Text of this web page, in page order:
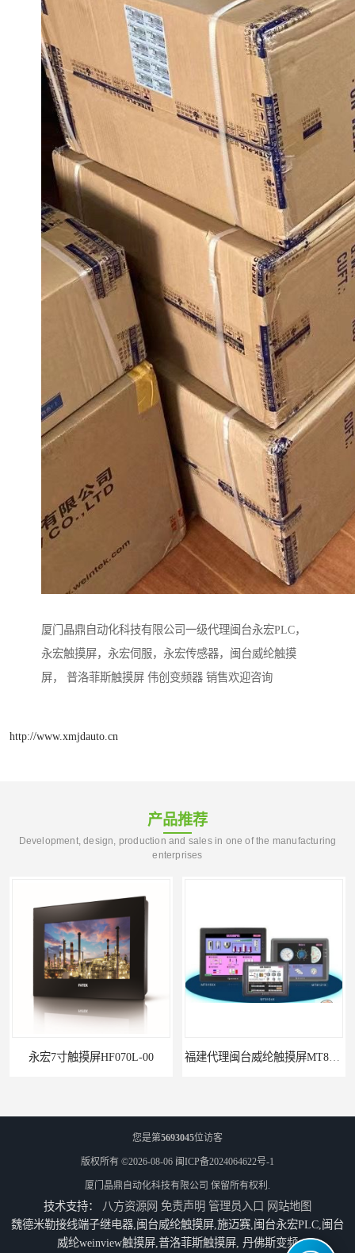
厦门晶鼎自动化科技有限公司一级代理闽台永宏PLC，
永宏触摸屏，永宏伺服，永宏传感器，闽台威纶触摸
屏， 普洛菲斯触摸屏 伟创变频器 销售欢迎咨询
http://www.xmjdauto.cn
产品推荐
Development, design, production and sales in one of the manufacturing
enterprises
宏7寸触摸屏HF070L-00 福建代理闽台威纶触摸屏MT8102IP
您是第5693045位访客
版权所有 ©2026-08-06 闽ICP备2024064622号-1
厦门晶鼎自动化科技有限公司 保留所有权利.
技术支持： 八方资源网 免责声明 管理员入口 网站地图
魏德米勒接线端子继电器,闽台威纶触摸屏,施迈赛,闽台永宏PLC,闽台
威纶weinview触摸屏,普洛菲斯触摸屏, 丹佛斯变频